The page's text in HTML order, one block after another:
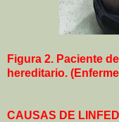
Figura 2. Paciente
hereditario.
CAUSAS DE